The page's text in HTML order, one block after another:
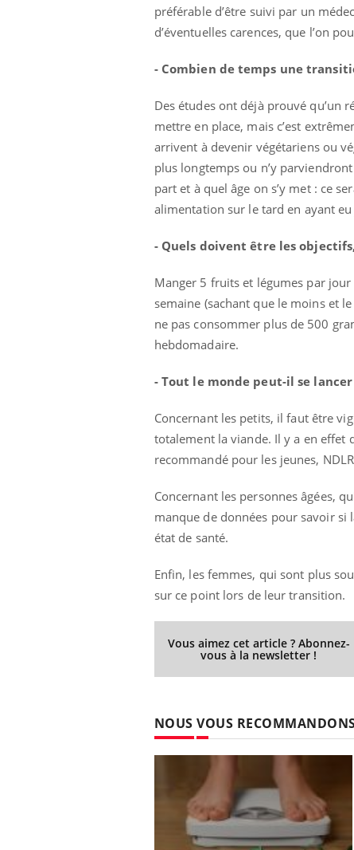
préférable d’être suivi par un
d’éventuelles carences, que l’on
- Combien de temps une
Des études ont déjà prouvé qu’un
mettre en place, mais c’est
arrivent à devenir végétariens ou
plus longtemps ou n’y
part et à quel âge on s’y met : ce
alimentation sur le tard en ayant
- Quels doivent être les
Manger 5 fruits et légumes par
semaine (sachant que le moins et
ne pas consommer plus de 500
hebdomadaire.
- Tout le monde peut-il se
Concernant les petits, il faut être
totalement la viande. Il y a en effet
recommandé pour les jeunes,
Concernant les personnes âgées,
manque de données pour savoir
état de santé.
Enfin, les femmes, qui sont plus
sur ce point lors de leur transition.
Vous aimez cet article ? Abonnez-
vous à la newsletter !
NOUS VOUS